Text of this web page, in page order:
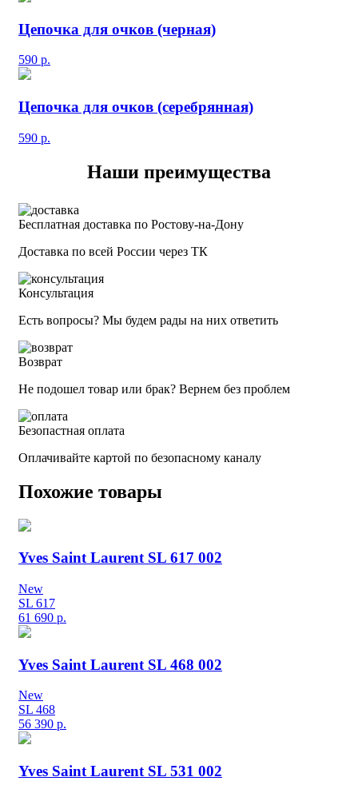
Цепочка для очков (черная)
590 р.
Цепочка для очков (серебрянная)
590 р.
Наши преимущества
Бесплатная доставка по Ростову-на-Дону
Доставка по всей России через ТК
Консультация
Есть вопросы? Мы будем рады на них ответить
Возврат
Не подошел товар или брак? Вернем без проблем
Безопастная оплата
Оплачивайте картой по безопасному каналу
Похожие товары
Yves Saint Laurent SL 617 002
New
SL 617
61 690 р.
Yves Saint Laurent SL 468 002
New
SL 468
56 390 р.
Yves Saint Laurent SL 531 002